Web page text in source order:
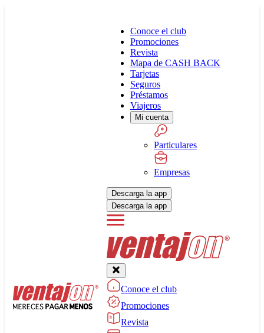
Conoce el club
Promociones
Revista
Mapa de CASH BACK
Tarjetas
Seguros
Préstamos
Viajeros
Mi cuenta
Particulares
Empresas
Descarga la app
Descarga la app
Conoce el club
Promociones
Revista